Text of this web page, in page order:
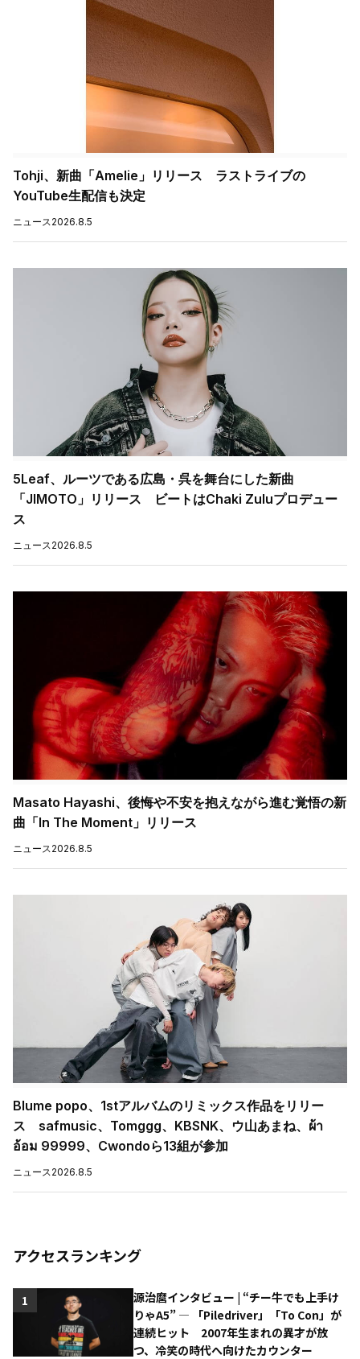
Tohji、新曲「Amelie」リリース ラストライブの
YouTube生配信も決定
ニュース 2026.8.5
5Leaf、ルーツである広島・呉を舞台にした新曲
「JIMOTO」リリース ビートはChaki Zuluプロデュー
ス
ニュース 2026.8.5
Masato Hayashi、後悔や不安を抱えながら進む覚悟の新
曲「In The Moment」リリース
ニュース 2026.8.5
Blume popo、1stアルバムのリミックス作品をリリー
ス safmusic、Tomggg、KBSNK、ウ山あまね、ผ้า
อ้อม 99999、Cwondoら13組が参加
ニュース 2026.8.5
アクセスランキング
源治麿インタビュー | “チー牛でも上手け
りゃA5” ― 「Piledriver」「To Con」が
連続ヒット 2007年生まれの異才が放
つ、冷笑の時代へ向けたカウンター
1